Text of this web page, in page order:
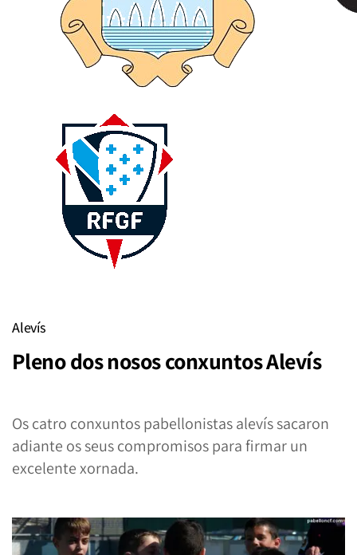
Alevís
Pleno dos nosos conxuntos Alevís
Os catro conxuntos pabellonistas alevís sacaron
adiante os seus compromisos para firmar un
excelente xornada.